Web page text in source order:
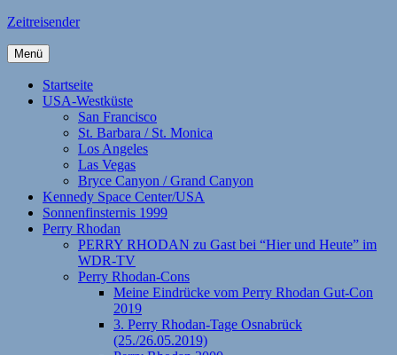
Zum
springen
Zeitreisender
Menü
Startseite
USA-Westküste
San Francisco
St. Barbara / St. Monica
Los Angeles
Las Vegas
Bryce Canyon / Grand Canyon
Kennedy Space Center/USA
Sonnenfinsternis 1999
Perry Rhodan
PERRY RHODAN zu Gast bei “Hier und Heute” im
WDR-TV
Perry Rhodan-Cons
Meine Eindrücke vom Perry Rhodan Gut-Con
2019
3. Perry Rhodan-Tage Osnabrück
(25./26.05.2019)